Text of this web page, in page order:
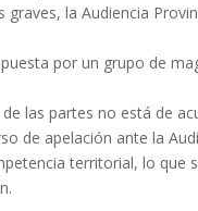
la Audiencia
por un grupo de
las partes no está de
de apelación ante la
territorial, lo que